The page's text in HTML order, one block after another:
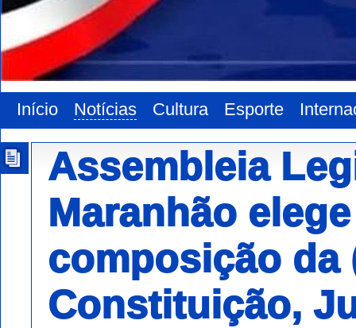
Início Notícias Cultura Esporte
Assembleia
Maranhão
composição da
Constituição,